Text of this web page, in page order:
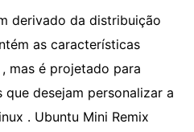
derivado da distribuição
as características
mas é projetado para
que desejam personalizar a
. Ubuntu Mini Remix